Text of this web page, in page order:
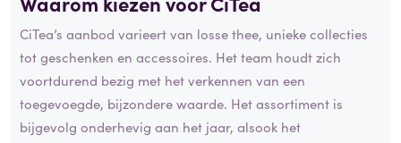
CiTea’s aanbod varieert van losse thee, unieke collecties
tot geschenken en accessoires. Het team houdt zich
voortdurend bezig met het verkennen van een
toegevoegde, bijzondere waarde. Het assortiment is
bijgevolg onderhevig aan het jaar, alsook het